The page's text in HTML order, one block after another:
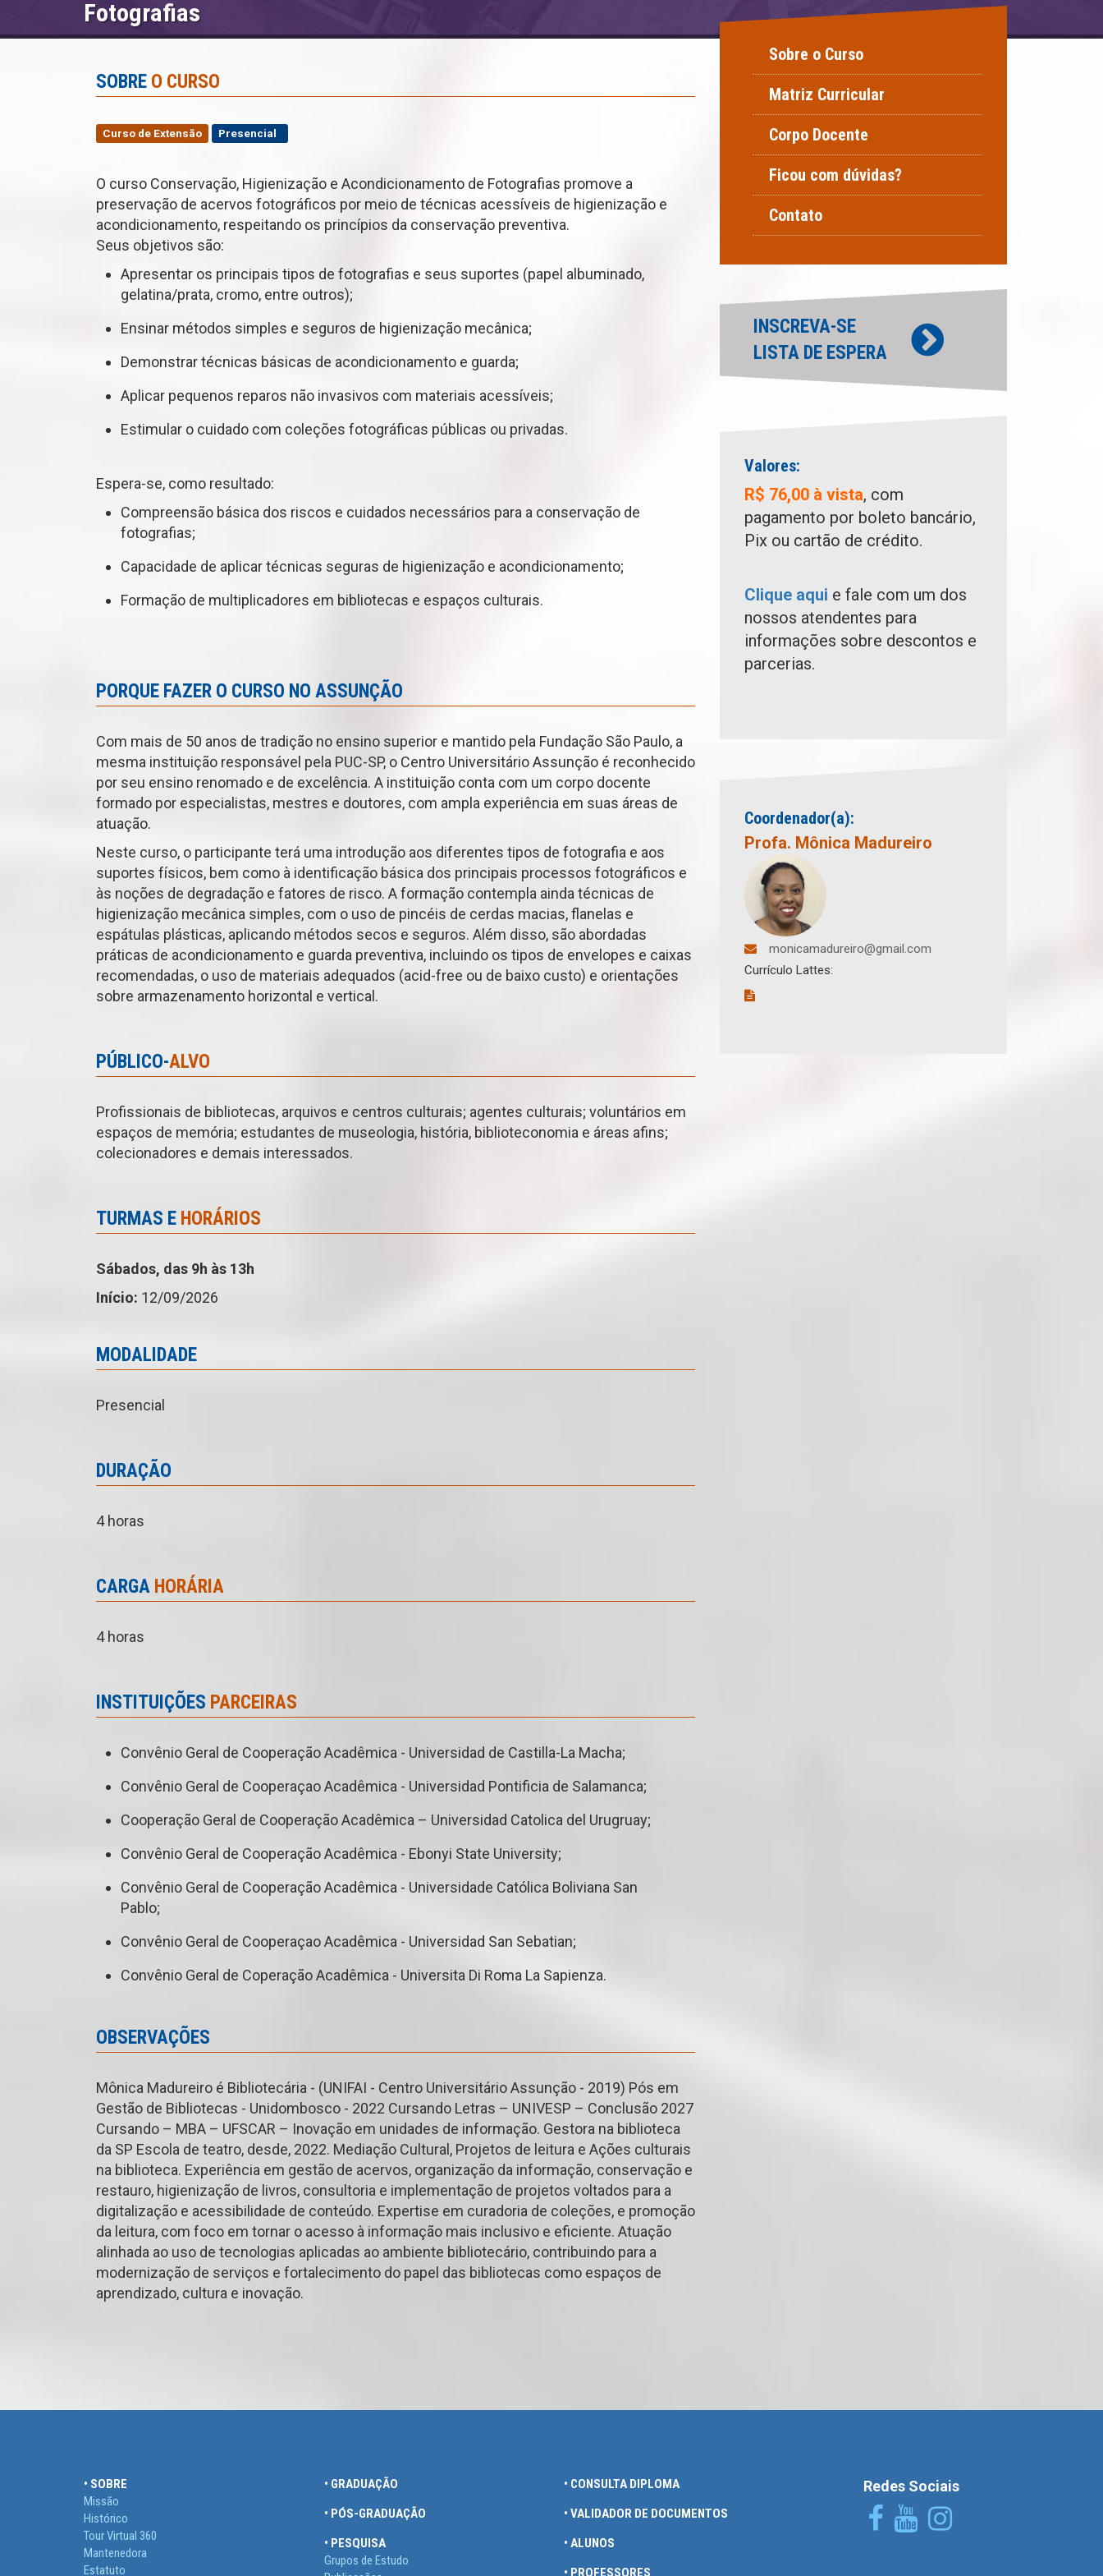
Fotografias
SOBRE O CURSO
Curso de Extensão Presencial
O curso Conservação, Higienização e Acondicionamento de Fotografias promove a
preservação de acervos fotográficos por meio de técnicas acessíveis de higienização e
acondicionamento, respeitando os princípios da conservação preventiva.
Seus objetivos são:
Apresentar os principais tipos de fotografias e seus suportes (papel albuminado,
gelatina/prata, cromo, entre outros);
Ensinar métodos simples e seguros de higienização mecânica;
Demonstrar técnicas básicas de acondicionamento e guarda;
Aplicar pequenos reparos não invasivos com materiais acessíveis;
Estimular o cuidado com coleções fotográficas públicas ou privadas.
Espera-se, como resultado:
Compreensão básica dos riscos e cuidados necessários para a conservação de
fotografias;
Capacidade de aplicar técnicas seguras de higienização e acondicionamento;
Formação de multiplicadores em bibliotecas e espaços culturais.
PORQUE FAZER O CURSO NO ASSUNÇÃO
Com mais de 50 anos de tradição no ensino superior e mantido pela Fundação São Paulo, a
mesma instituição responsável pela PUC-SP, o Centro Universitário Assunção é reconhecido
por seu ensino renomado e de excelência. A instituição conta com um corpo docente
formado por especialistas, mestres e doutores, com ampla experiência em suas áreas de
atuação.
Neste curso, o participante terá uma introdução aos diferentes tipos de fotografia e aos
suportes físicos, bem como à identificação básica dos principais processos fotográficos e
às noções de degradação e fatores de risco. A formação contempla ainda técnicas de
higienização mecânica simples, com o uso de pincéis de cerdas macias, flanelas e
espátulas plásticas, aplicando métodos secos e seguros. Além disso, são abordadas
práticas de acondicionamento e guarda preventiva, incluindo os tipos de envelopes e caixas
recomendadas, o uso de materiais adequados (acid-free ou de baixo custo) e orientações
sobre armazenamento horizontal e vertical.
PÚBLICO-ALVO
Profissionais de bibliotecas, arquivos e centros culturais; agentes culturais; voluntários em
espaços de memória; estudantes de museologia, história, biblioteconomia e áreas afins;
colecionadores e demais interessados.
TURMAS E HORÁRIOS
Sábados, das 9h às 13h
Início: 12/09/2026
MODALIDADE
Presencial
DURAÇÃO
4 horas
CARGA HORÁRIA
4 horas
INSTITUIÇÕES PARCEIRAS
Convênio Geral de Cooperação Acadêmica - Universidad de Castilla-La Macha;
Convênio Geral de Cooperaçao Acadêmica - Universidad Pontificia de Salamanca;
Cooperação Geral de Cooperação Acadêmica – Universidad Catolica del Urugruay;
Convênio Geral de Cooperação Acadêmica - Ebonyi State University;
Convênio Geral de Cooperação Acadêmica - Universidade Católica Boliviana San
Pablo;
Convênio Geral de Cooperaçao Acadêmica - Universidad San Sebatian;
Convênio Geral de Coperação Acadêmica - Universita Di Roma La Sapienza.
OBSERVAÇÕES
Mônica Madureiro é Bibliotecária - (UNIFAI - Centro Universitário Assunção - 2019) Pós em
Gestão de Bibliotecas - Unidombosco - 2022 Cursando Letras – UNIVESP – Conclusão 2027
Cursando – MBA – UFSCAR – Inovação em unidades de informação. Gestora na biblioteca
da SP Escola de teatro, desde, 2022. Mediação Cultural, Projetos de leitura e Ações culturais
na biblioteca. Experiência em gestão de acervos, organização da informação, conservação e
restauro, higienização de livros, consultoria e implementação de projetos voltados para a
digitalização e acessibilidade de conteúdo. Expertise em curadoria de coleções, e promoção
da leitura, com foco em tornar o acesso à informação mais inclusivo e eficiente. Atuação
alinhada ao uso de tecnologias aplicadas ao ambiente bibliotecário, contribuindo para a
modernização de serviços e fortalecimento do papel das bibliotecas como espaços de
aprendizado, cultura e inovação.
Sobre o Curso
Matriz Curricular
Corpo Docente
Ficou com dúvidas?
Contato
INSCREVA-SE
LISTA DE ESPERA
Valores:
R$ 76,00 à vista, com
pagamento por boleto bancário,
Pix ou cartão de crédito.
Clique aqui e fale com um dos
nossos atendentes para
informações sobre descontos e
parcerias.
Coordenador(a):
Profa. Mônica Madureiro
monicamadureiro@gmail.com
Currículo Lattes:
• SOBRE
Missão
Histórico
Tour Virtual 360
Mantenedora
Estatuto
• GRADUAÇÃO
• PÓS-GRADUAÇÃO
• PESQUISA
Grupos de Estudo
• CONSULTA DIPLOMA
• VALIDADOR DE DOCUMENTOS
• ALUNOS
• PROFESSORES
Redes Sociais